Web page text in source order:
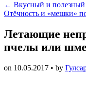
← Вкусный и полезный
Отёчность и «мешки»
Летающие
пчелы или
on 10.05.2017 • by